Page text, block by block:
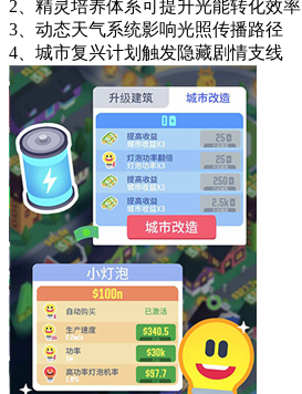
2、精灵培养体系可提升光能转化效率
3、动态天气系统影响光照传播路径
4、城市复兴计划触发隐藏剧情支线